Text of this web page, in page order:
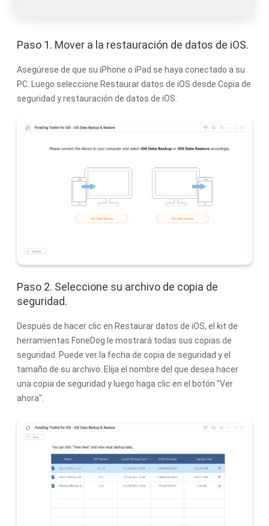
Paso 1. Mover a la restauración de datos de iOS.
Asegúrese de que su iPhone o iPad se haya conectado a su
PC. Luego seleccione Restaurar datos de iOS desde Copia de
seguridad y restauración de datos de iOS.
Paso 2. Seleccione su archivo de copia de
seguridad.
Después de hacer clic en Restaurar datos de iOS, el kit de
herramientas FoneDog le mostrará todas sus copias de
seguridad. Puede ver la fecha de copia de seguridad y el
tamaño de su archivo. Elija el nombre del que desea hacer
una copia de seguridad y luego haga clic en el botón "Ver
ahora".